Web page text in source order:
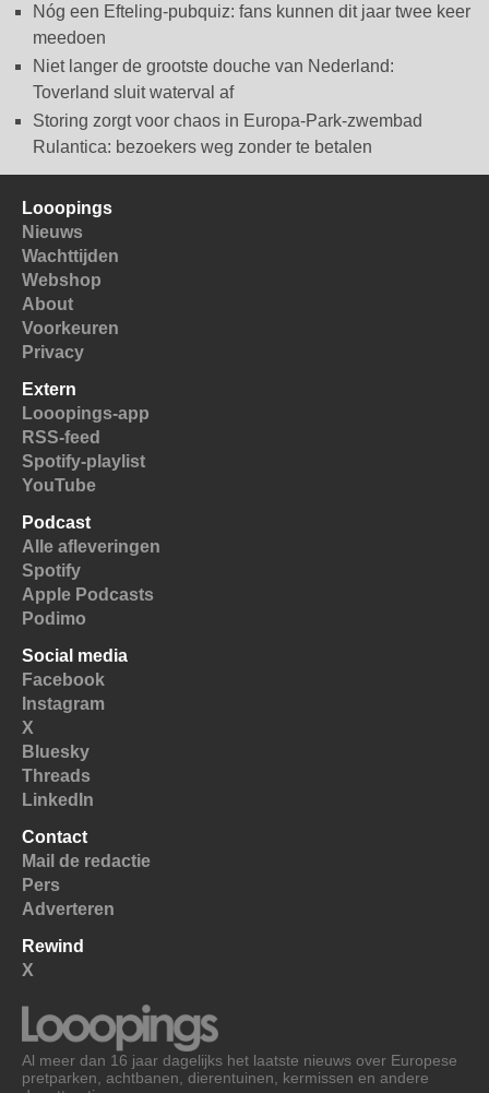
Nóg een Efteling-pubquiz: fans kunnen dit jaar twee keer
meedoen
Niet langer de grootste douche van Nederland:
Toverland sluit waterval af
Storing zorgt voor chaos in Europa-Park-zwembad
Rulantica: bezoekers weg zonder te betalen
Looopings
Nieuws
Wachttijden
Webshop
About
Voorkeuren
Privacy
Extern
Looopings-app
RSS-feed
Spotify-playlist
YouTube
Podcast
Alle afleveringen
Spotify
Apple Podcasts
Podimo
Social media
Facebook
Instagram
X
Bluesky
Threads
LinkedIn
Contact
Mail de redactie
Pers
Adverteren
Rewind
X
Al meer dan 16 jaar dagelijks het laatste nieuws over Europese
pretparken, achtbanen, dierentuinen, kermissen en andere